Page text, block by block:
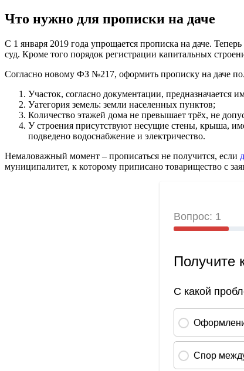
Что нужно для прописки на даче
С 1 января 2019 года упрощается прописка на даче.
суд. Кроме того порядок регистрации капитальных
Согласно новому ФЗ №217, оформить прописку на даче
Участок, согласно документации, предназначается
Уатегория земель: земли населенных пунктов;
Количество этажей дома не превышает трёх, не
У строения присутствуют несущие стены, крыша,
подведено водоснабжение и электричество.
Немаловажный момент – прописаться не получится, если
муниципалитет, к которому приписано товарищество с